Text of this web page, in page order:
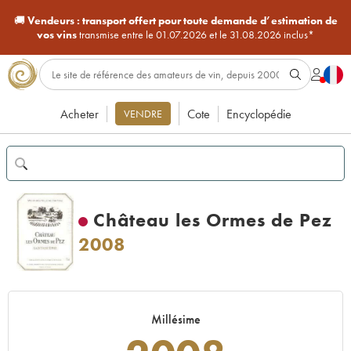
🚚Vendeurs : transport offert pour toute demande d’estimation de
vos vinstransmise entre le 01.07.2026 et le 31.08.2026 inclus*
Acheter VENDRE Cote Encyclopédie
Château les Ormes de Pez
2008
Millésime